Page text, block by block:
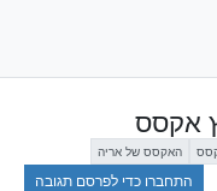
אקסס
האקסס של אריה
התחברו כדי לפרסם תגובה